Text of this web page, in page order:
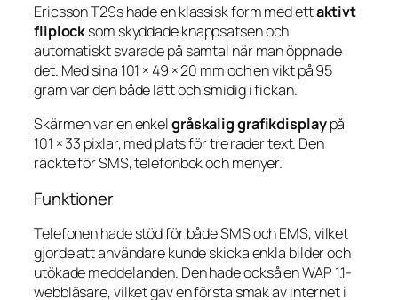
Ericsson T29s hade en klassisk form med ettaktivt
fliplocksom skyddade knappsatsen och
automatiskt svarade på samtal när man öppnade
det. Med sina 101 × 49 × 20 mm och en vikt på 95
gram var den både lätt och smidig i fickan.
Skärmen var en enkelgråskalig grafikdisplaypå
101 × 33 pixlar, med plats för tre rader text. Den
räckte för SMS, telefonbok och menyer.
Funktioner
Telefonen hade stöd för både SMS och EMS, vilket
gjorde att användare kunde skicka enkla bilder och
utökade meddelanden. Den hade också en WAP 1.1-
webbläsare, vilket gav en första smak av internet i